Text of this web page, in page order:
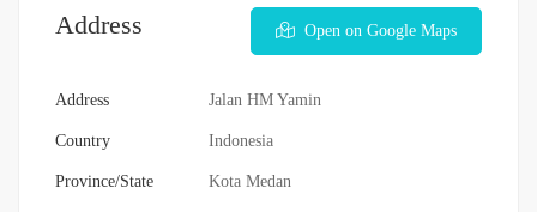
Address Open on Google Maps
Address Jalan HM Yamin
Country Indonesia
Province/State Kota Medan